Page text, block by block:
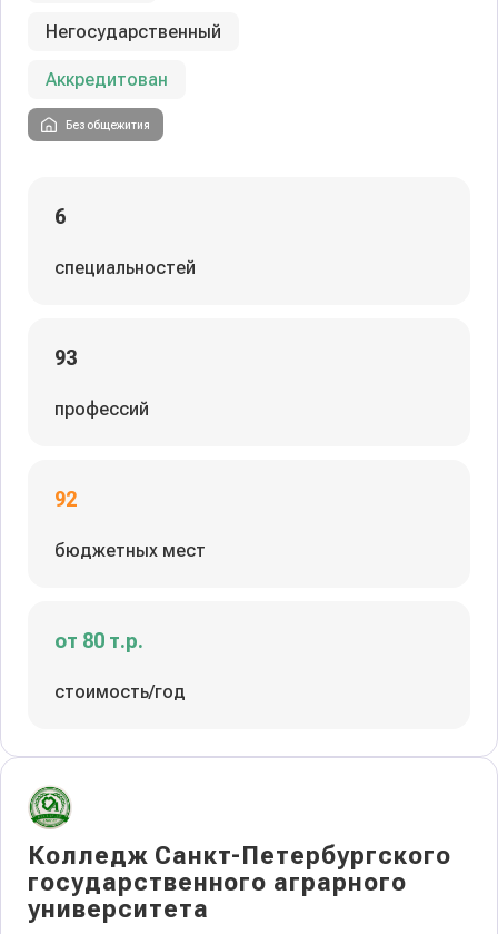
Негосударственный
Аккредитован
Без общежития
6
специальностей
93
профессий
92
бюджетных мест
от 80 т.р.
стоимость/год
Колледж Санкт-Петербургского
государственного аграрного
университета